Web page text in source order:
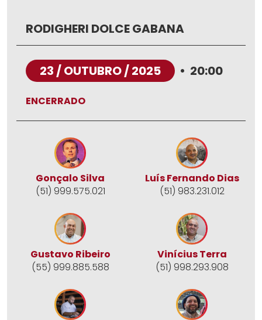
RODIGHERI DOLCE GABANA
23 / OUTUBRO / 2025 • 20:00
ENCERRADO
Gonçalo Silva
(51) 999.575.021
Luís Fernando Dias
(51) 983.231.012
Gustavo Ribeiro
(55) 999.885.588
Vinícius Terra
(51) 998.293.908